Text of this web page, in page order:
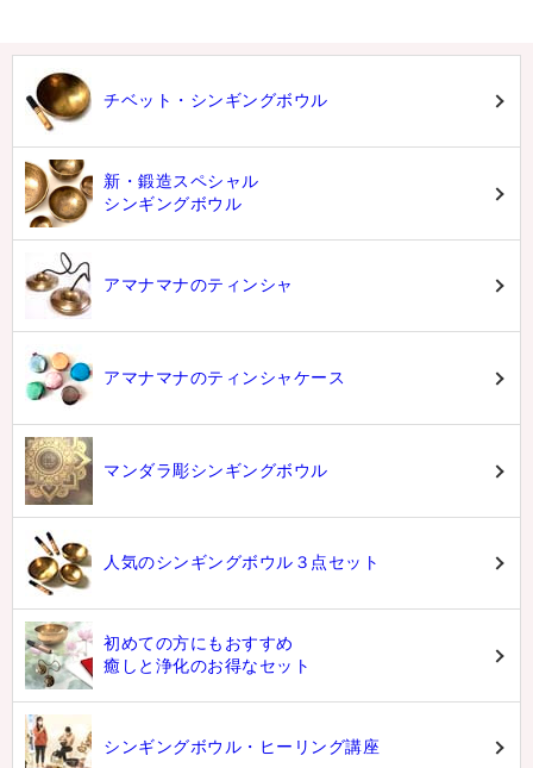
チベット・シンギングボウル
新・鍛造スペシャル
シンギングボウル
アマナマナのティンシャ
アマナマナのティンシャケース
マンダラ彫シンギングボウル
人気のシンギングボウル３点セット
初めての方にもおすすめ
癒しと浄化のお得なセット
シンギングボウル・ヒーリング講座